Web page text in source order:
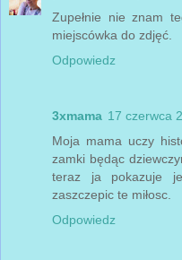
Zupełnie nie znam
miejscówka do zdjęć.
Odpowiedz
3xmama 17 czerwca
Moja mama uczy
zamki będąc
teraz ja pokazuje
zaszczepic te miłosc.
Odpowiedz